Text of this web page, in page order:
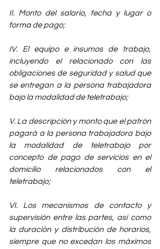
II. Monto del salario, fecha y lugar o
forma de pago;
IV. El equipo e insumos de trabajo,
incluyendo el relacionado con las
obligaciones de seguridad y salud que
se entregan a la persona trabajadora
bajo la modalidad de teletrabajo;
V. La descripción y monto que el patrón
pagará a la persona trabajadora bajo
la modalidad de teletrabajo por
concepto de pago de servicios en el
domicilio relacionados con el
teletrabajo;
VI. Los mecanismos de contacto y
supervisión entre las partes, así como
la duración y distribución de horarios,
siempre que no excedan los máximos